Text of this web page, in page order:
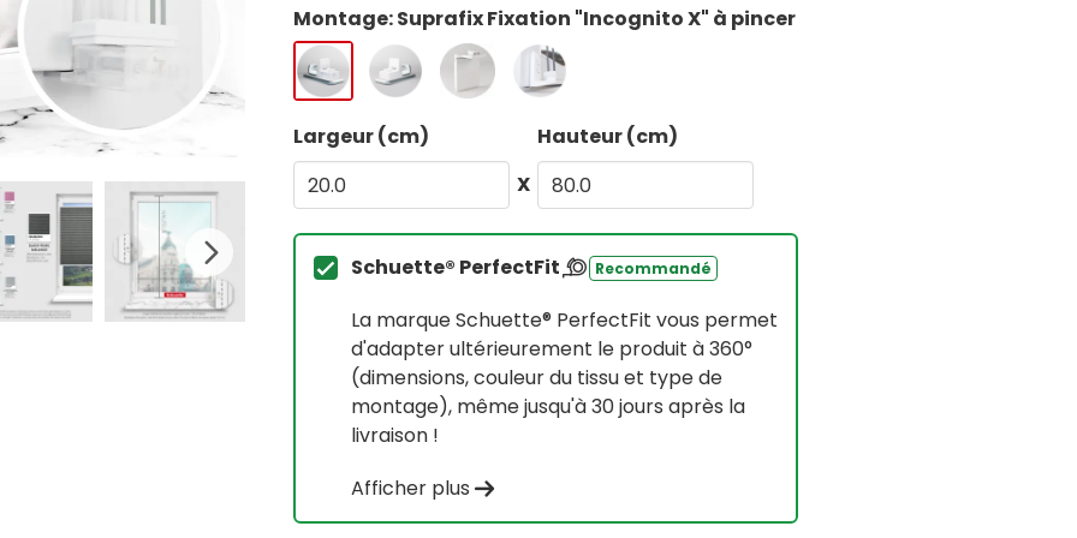
Montage: Suprafix Fixation "Incognito X" à pincer
Largeur (cm)
X
Hauteur (cm)
Schuette® PerfectFit Recommandé
La marque Schuette® PerfectFit vous permet
d'adapter ultérieurement le produit à 360°
(dimensions, couleur du tissu et type de
montage), même jusqu'à 30 jours après la
livraison !
Afficher plus